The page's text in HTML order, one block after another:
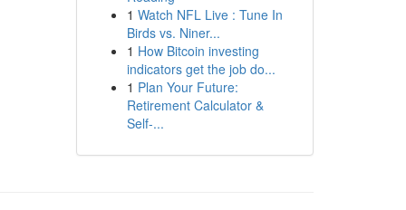
1 Watch NFL Live : Tune In
Birds vs. Niner...
1 How Bitcoin investing
indicators get the job do...
1 Plan Your Future:
Retirement Calculator &
Self-...